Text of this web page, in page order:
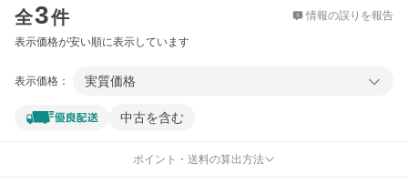
全3件 情報の誤りを報告
表示価格が安い順に表示しています
表示価格： 実質価格
中古を含む
ポイント・送料の算出方法